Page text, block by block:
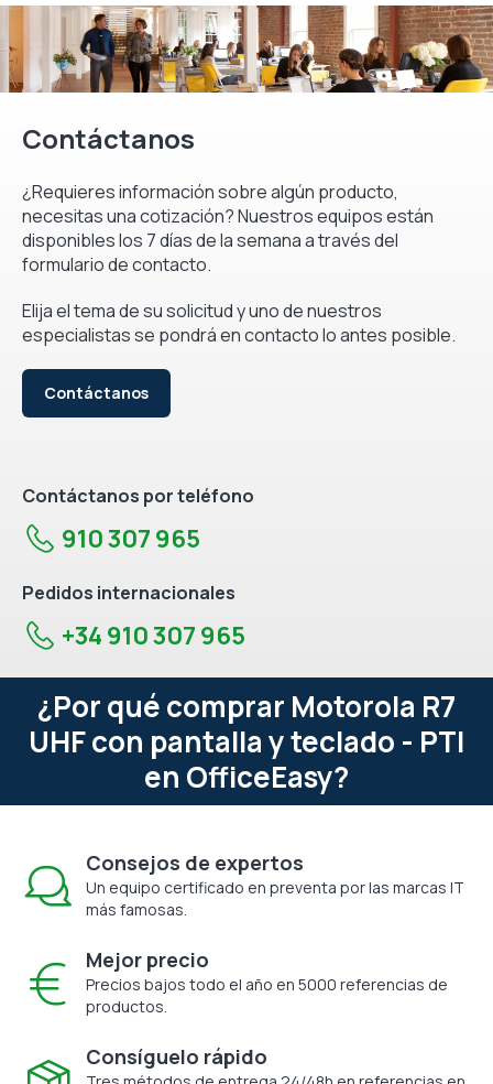
Contáctanos
¿Requieres información sobre algún producto,
necesitas una cotización? Nuestros equipos están
disponibles los 7 días de la semana a través del
formulario de contacto.
Elija el tema de su solicitud y uno de nuestros
especialistas se pondrá en contacto lo antes posible.
Contáctanos
Contáctanos por teléfono
910 307 965
Pedidos internacionales
+34 910 307 965
¿Por qué comprar Motorola R7
UHF con pantalla y teclado - PTI
en OfficeEasy?
Consejos de expertos
Un equipo certificado en preventa por las marcas IT
más famosas.
Mejor precio
Precios bajos todo el año en 5000 referencias de
productos.
Consíguelo rápido